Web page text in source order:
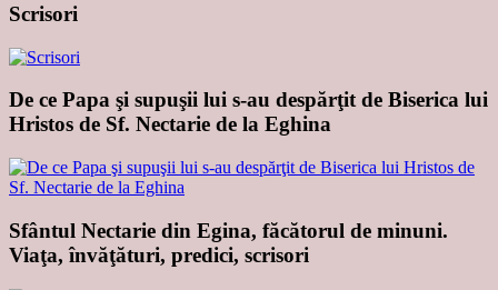
Scrisori
De ce Papa şi supuşii lui s-au despărţit de Biserica lui
Hristos de Sf. Nectarie de la Eghina
Sfântul Nectarie din Egina, făcătorul de minuni.
Viaţa, învăţături, predici, scrisori